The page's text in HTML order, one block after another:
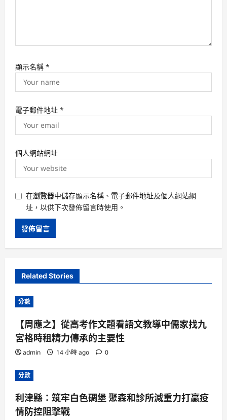
顯示名稱 *
電子郵件地址 *
個人網站網址
在瀏覽器中儲存顯示名稱、電子郵件地址及個人網站網
址，以供下次發佈留言時使用。
Related Stories
分數
【周應之】從高考作文題看語文教導中儒家找九
宮格時租精力傳承的主要性
admin 14 小時 ago 0
分數
利津縣：筑牢白色碉堡 聚森和診所減重力打贏疫
情防控阻擊戰